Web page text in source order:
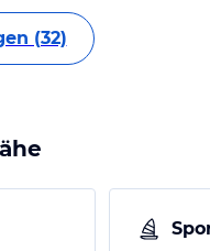
(32)